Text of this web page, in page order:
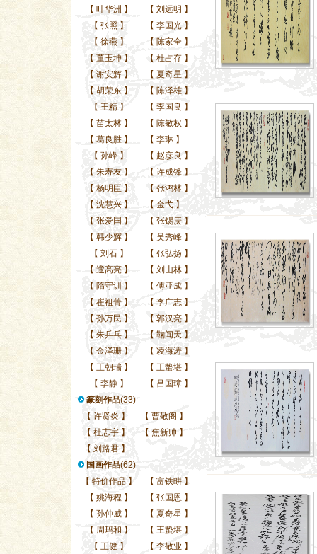
【 叶华洲 】 【 刘远明 】
【 张照 】 【 李国光 】
【 徐燕】 【 陈家全 】
【 董玉坤】 【 杜占存 】
【 谢安辉】 【 夏奇星 】
【 胡荣东】 【 陈泽雄 】
【 王精】 【 李国良 】
【 苗太林】 【 陈敏权 】
【 葛良胜】 【 李琳 】
【 孙峰】 【 赵彦良 】
【 朱寿友】 【 许成锋 】
【 杨明臣 】 【 张鸿林 】
【 沈慧兴】 【 金弋 】
【 张爱国 】 【 张锡庚 】
【 韩少辉】 【 吴秀峰 】
【 刘石】 【 张弘扬 】
【 遆高亮】 【 刘山林 】
【 隋守训 】 【 傅亚成 】
【 崔祖菁】 【 李广志 】
【 孙万民 】 【 郭汉亮 】
【 朱乒乓】 【 鞠闻天 】
【 金泽珊】 【 凌海涛 】
【 王朝瑞】 【 王蛰堪 】
【 李静】 【 吕国璋 】
篆刻作品(33)
【 许贤炎 】 【 曹敬阁 】
【 杜志宇 】 【 焦新帅 】
【 刘路君 】
国画作品(62)
【 特价作品】 【 富铁畊 】
【 姚海程 】 【 张国恩 】
【 孙仲威】 【 夏奇星 】
【 周玛和 】 【 王蛰堪 】
【 王健】 【 李敬业 】